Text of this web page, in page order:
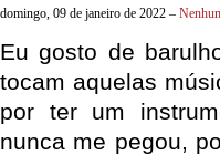
domingo, 09 de janeiro de 2022 –
Eu gosto de
tocam aquelas
por ter um
nunca me pegou,